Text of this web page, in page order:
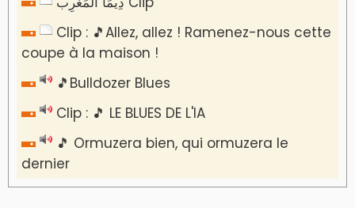
​Lancement de la plateforme “Observatoire
des projets” du Ministère de l’Équipement et
AGENDA CULTUREL
Nacim Haddad débarque à Tanger : Le